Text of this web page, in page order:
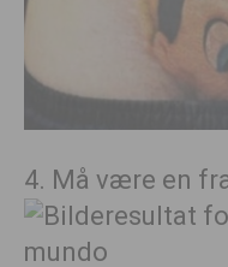
4. Må være en